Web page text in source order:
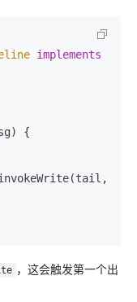
implements
{
，这会触发第一个出